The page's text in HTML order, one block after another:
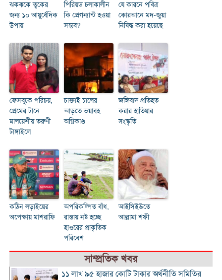
ঝকঝকে ত্বকের
জন্য ১০ আয়ুর্বেদিক
উপায়
পিরিয়ড চলাকালীন
কি প্রেগন্যান্ট হওয়া
সম্ভব?
যে কারনে পবিত্র
কোরআনে মদ-জুয়া
নিষিদ্ধ করা হয়েছে
ফেসবুকে পরিচয়,
প্রেমের টানে
মালয়েশীয় তরুণী
টাঙ্গাইলে
চাক্তাই চালের
আড়তে ভয়াবহ
অগ্নিকাণ্ড
জঙ্গিবাদ প্রতিহত
করার হাতিয়ার
সংস্কৃতি
কঠিন লড়াইয়ের
অপেক্ষায় মাশরাফি
অপরিকল্পিত বাঁধ,
রাস্তায় নষ্ট হচ্ছে
হাওরের প্রাকৃতিক
পরিবেশ
আইসিইউতে
আল্লামা শফী
সাম্প্রতিক খবর
১১ লাখ ৯৫ হাজার কোটি টাকার অর্থনীতি সমিতির